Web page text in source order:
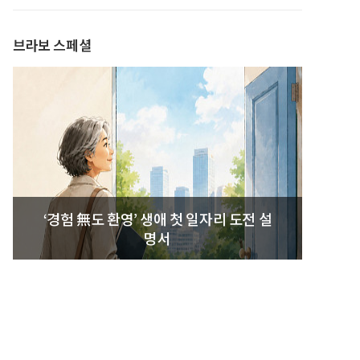
브라보 스페셜
‘경험 無도 환영’ 생애 첫 일자리 도전 설
명서